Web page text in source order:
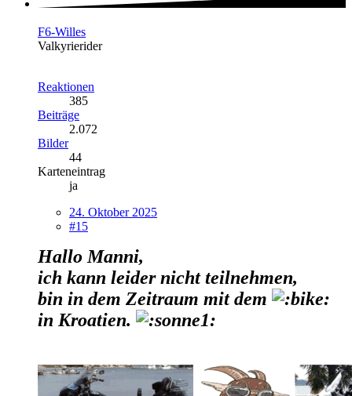
F6-Willes
Valkyrierider
Reaktionen
385
Beiträge
2.072
Bilder
44
Karteneintrag
ja
24. Oktober 2025
#15
Hallo Manni,
ich kann leider nicht teilnehmen,
bin in dem Zeitraum mit dem
in Kroatien.